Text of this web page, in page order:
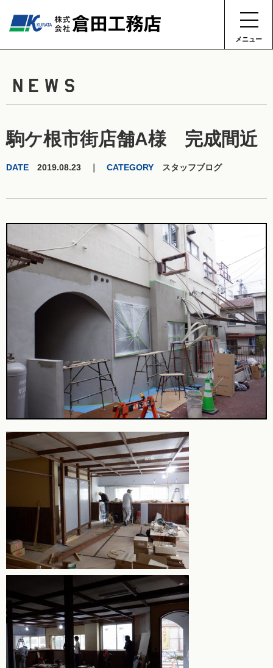
メニュー
NEWS
駒ケ根市街店舗A様 完成間近
DATE 2019.08.23 ｜ CATEGORY スタッフブログ